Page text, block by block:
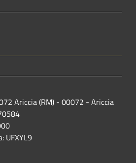
Ariccia (RM) - 00072 - Ariccia
UFXYL9